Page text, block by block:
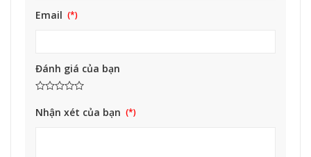
Email
Đánh giá của bạn
Nhận xét của bạn